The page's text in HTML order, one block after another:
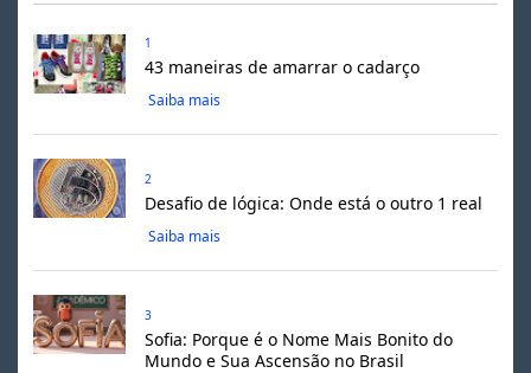
1
43 maneiras de amarrar o cadarço
Saiba mais
2
Desafio de lógica: Onde está o outro 1 real
Saiba mais
3
Sofia: Porque é o Nome Mais Bonito do
Mundo e Sua Ascensão no Brasil